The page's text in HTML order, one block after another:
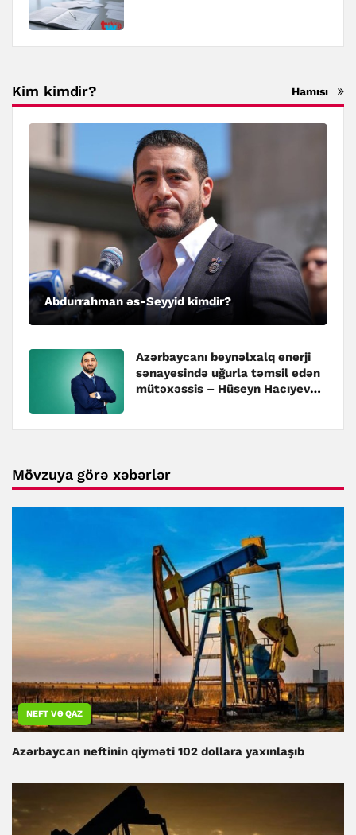
Kim kimdir? Hamısı
Abdurrahman əs-Seyyid kimdir?
Azərbaycanı beynəlxalq enerji
sənayesində uğurla təmsil edən
mütəxəssis – Hüseyn Hacıyev
Mövzuya görə xəbərlər
NEFT VƏ QAZ
Azərbaycan neftinin qiyməti 102 dollara yaxınlaşıb